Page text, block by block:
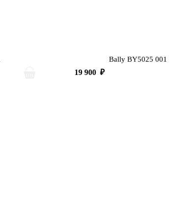
Bally BY5025 001
19 900 ₽